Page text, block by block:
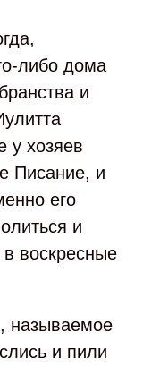
дома
и
у хозяев
Писание, и
его
и
воскресные
называемое
и пили